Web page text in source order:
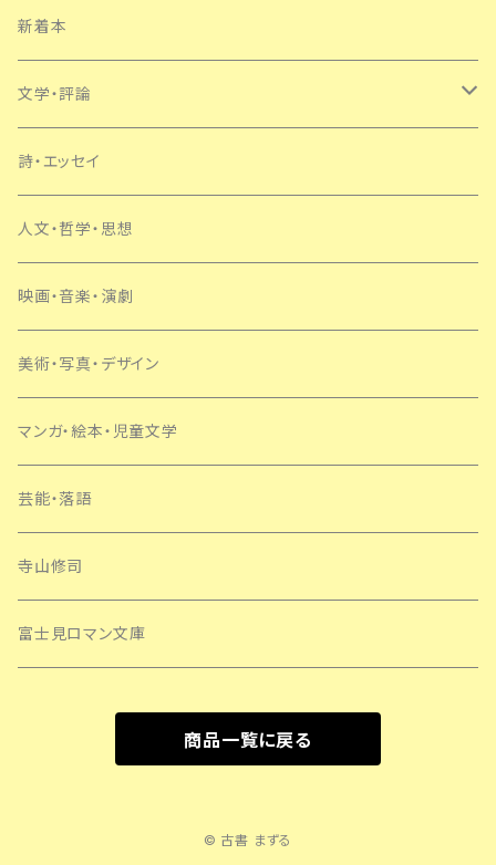
新着本
文学・評論
日本
外国
SF・ミステリー
詩・エッセイ
人文・哲学・思想
映画・音楽・演劇
美術・写真・デザイン
マンガ・絵本・児童文学
芸能・落語
寺山修司
富士見ロマン文庫
商品一覧に戻る
© 古書 まずる